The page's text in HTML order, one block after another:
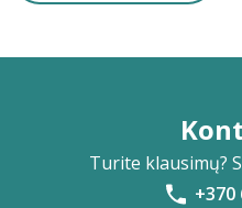
Turite klausimų?
+370